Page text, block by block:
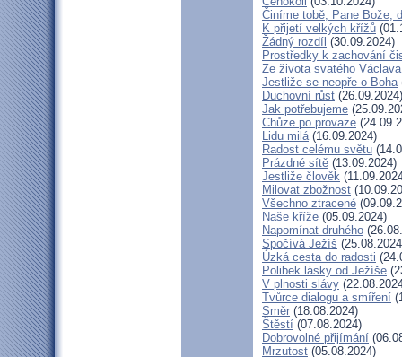
Činíme tobě, Pane Bože,
K přijetí velkých křížů
Žádný rozdíl (30.09.2024)
Prostředky k zachování
Ze života svatého Václava
Jestliže se neopře o Boha
Duchovní růst (26.09.2024)
Jak potřebujeme
Chůze po provaze
Lidu milá(16.09.2024)
Radost celému světu
Prázdné sítě (13.09.2024)
Jestliže člověk
Milovat zbožnost
Všechno ztracené
Naše kříže (05.09.2024)
Napomínat druhého
Spočívá Ježíš
Úzká cesta do radosti
Polibek lásky od Ježíše
V plnosti slávy
Tvůrce dialogu a smíření
Směr (18.08.2024)
Štěstí (07.08.2024)
Dobrovolné přijímání
Mrzutost (05.08.2024)